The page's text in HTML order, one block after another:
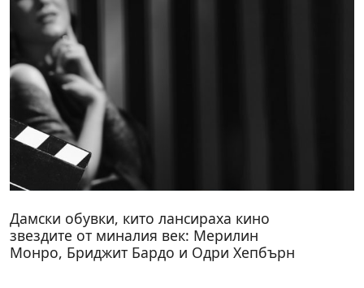
Дамски обувки, кито лансираха кино
звездите от миналия век: Мерилин
Монро, Бриджит Бардо и Одри Хепбърн